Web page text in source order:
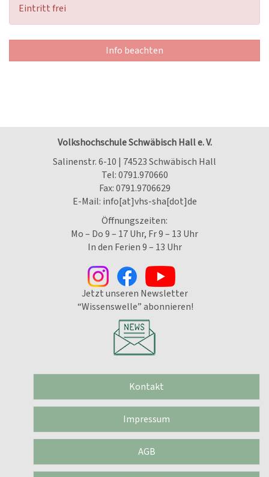
Eintritt frei
Info beachten
Volkshochschule Schwäbisch Hall e. V.
Salinenstr. 6-10 | 74523 Schwäbisch Hall
Tel:0791.970660
Fax: 0791.9706629
E-Mail: info[at]vhs-sha[dot]de
Öffnungszeiten:
Mo – Do 9 – 17 Uhr, Fr 9 – 13 Uhr
In den Ferien 9 – 13 Uhr
Jetzt unseren Newsletter
“Wissenswelle” abonnieren!
Kontakt
Impressum
AGB